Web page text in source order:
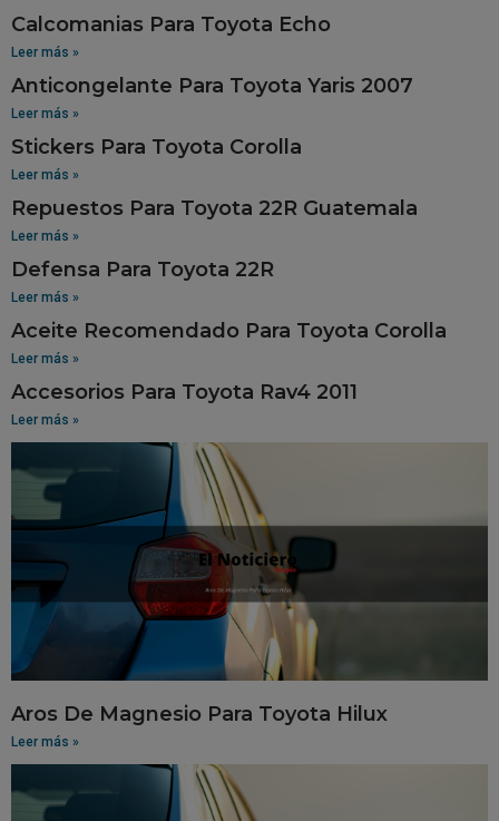
Calcomanias Para Toyota Echo
Leer más »
Anticongelante Para Toyota Yaris 2007
Leer más »
Stickers Para Toyota Corolla
Leer más »
Repuestos Para Toyota 22R Guatemala
Leer más »
Defensa Para Toyota 22R
Leer más »
Aceite Recomendado Para Toyota Corolla
Leer más »
Accesorios Para Toyota Rav4 2011
Leer más »
Aros De Magnesio Para Toyota Hilux
Leer más »